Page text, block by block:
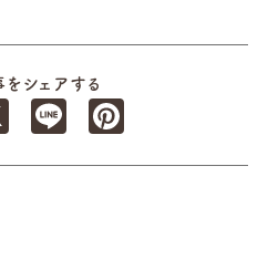
をシェアする
Line